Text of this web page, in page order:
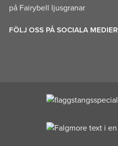
på Fairybell ljusgranar
FÖLJ OSS PÅ SOCIALA MEDIER